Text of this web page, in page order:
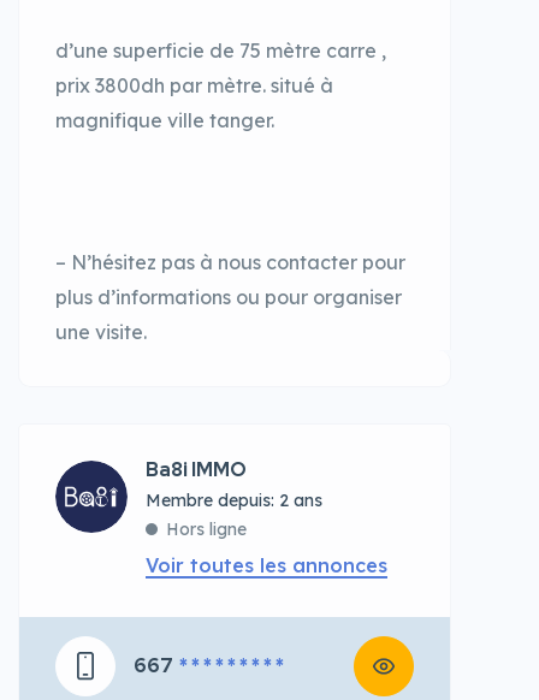
d’une superficie de 75 mètre carre ,
prix 3800dh par mètre. situé à
magnifique ville tanger.
– N’hésitez pas à nous contacter pour
plus d’informations ou pour organiser
une visite.
Ba8i IMMO
Membre depuis: 2 ans
Hors ligne
Voir toutes les annonces
667 * * * * * * * * *